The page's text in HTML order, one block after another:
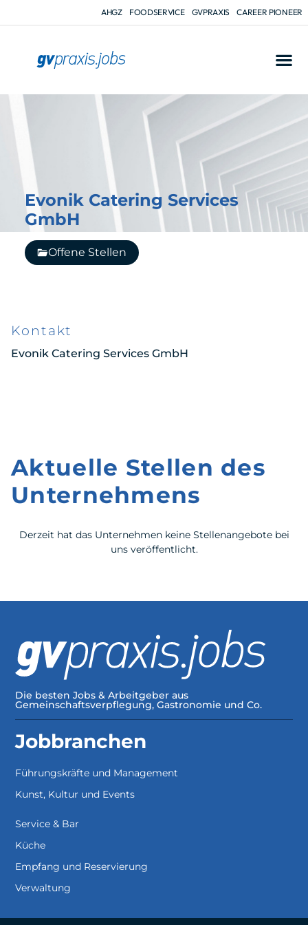
AHGZ FOODSERVICE GVPRAXIS CAREER PIONEER
Evonik Catering Services
GmbH
Offene Stellen
Kontakt
Evonik Catering Services GmbH
Aktuelle Stellen des
Unternehmens
Derzeit hat das Unternehmen keine Stellenangebote bei
uns veröffentlicht.
Die besten Jobs & Arbeitgeber aus
Gemeinschaftsverpflegung, Gastronomie und Co.
Jobbranchen
Führungskräfte und Management
Kunst, Kultur und Events
Service & Bar
Küche
Empfang und Reservierung
Verwaltung